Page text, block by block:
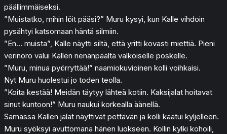
päällimmäiseksi.
”Muistatko, mihin löit pääsi?” Muru kysyi, kun Kalle vihdoin
pysähtyi katsomaan häntä silmiin.
”En… muista”, Kalle näytti siltä, että yritti kovasti miettiä. Pieni
verinoro valui Kallen nenänpäältä valkoiselle poskelle.
”Muru, minua pyörryttää!” naamiokuvioinen kolli voihkaisi.
Nyt Muru huolestui jo toden teolla.
”Koita kestää! Meidän täytyy lähteä kotiin. Kaksijalat hoitavat
sinut kuntoon!” Muru naukui korkealla äänellä.
Samassa Kallen jalat näyttivät pettävän ja kolli kaatui kyljelleen.
Muru syöksyi avuttomana hänen luokseen. Kollin kylki kohoili,